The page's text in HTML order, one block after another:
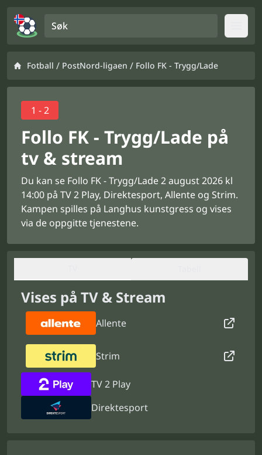
Fotball / PostNord-ligaen / Follo FK - Trygg/Lade
1 - 2
Follo FK - Trygg/Lade på
tv & stream
Du kan se Follo FK - Trygg/Lade 2 august 2026 kl
14:00 på TV 2 Play, Direktesport, Allente og Strim.
Kampen spilles på Langhus kunstgress og vises
via de oppgitte tjenestene.
Vises på TV & Stream
Allente
Strim
TV 2 Play
Direktesport